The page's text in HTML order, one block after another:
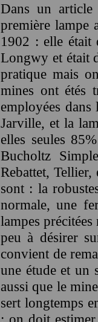
Dans un
première lampe
1902 : elle
Longwy et était
pratique mais
mines ont étés
employées
Jarville, et la
elles seules
Bucholtz
Rebattet,
sont : la
normale, une
lampes
peu à désirer
convient de
une étude et un
aussi que le
sert longtemps